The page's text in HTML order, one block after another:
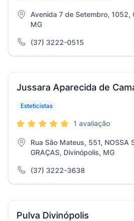
Avenida 7 de Setembro, 1052,
MG
(37) 3222-0515
Jussara Aparecida de
Esteticistas
1 avaliação
Rua São Mateus, 551, NOSSA
GRAÇAS, Divinópolis, MG
(37) 3222-3638
Pulva Divinópolis